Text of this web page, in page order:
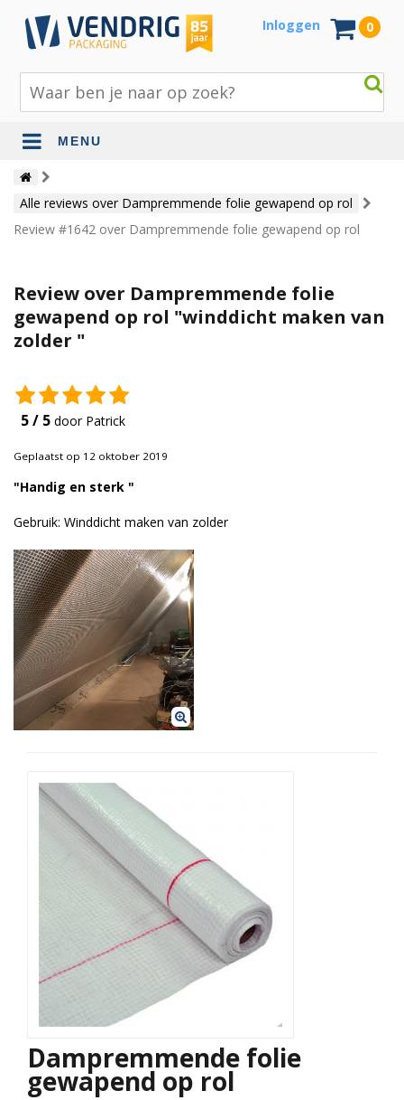
Inloggen 0
MENU
Beschermingsmateriaal
Bouw- en tuinmaterialen
Jute en lopers
Papier en karton
Verhuismaterialen
Duurzame verpakkingen
Bedrukte verpakkingen
Alle reviews over Dampremmende folie gewapend op rol
Review #1642 over Dampremmende folie gewapend op rol
Review over Dampremmende folie
gewapend op rol "winddicht maken van
zolder "
5 / 5 door Patrick
Geplaatst op 12 oktober 2019
"Handig en sterk "
Gebruik: Winddicht maken van zolder
Dampremmende folie
gewapend op rol